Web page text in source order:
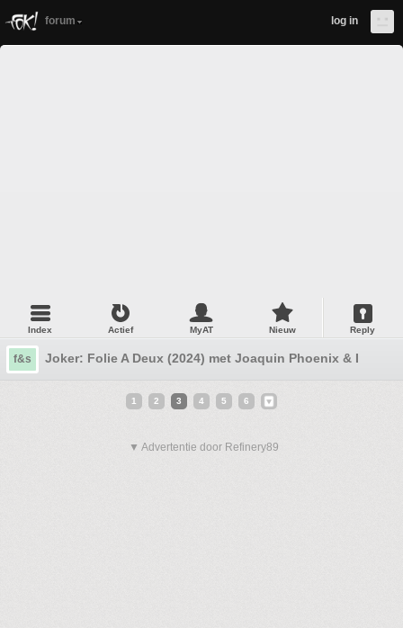
forum log in
Index Actief MyAT Nieuw Reply
f&s Joker: Folie A Deux (2024) met Joaquin Phoenix & Lady
1 2 3 4 5 6
▼ Advertentie door Refinery89